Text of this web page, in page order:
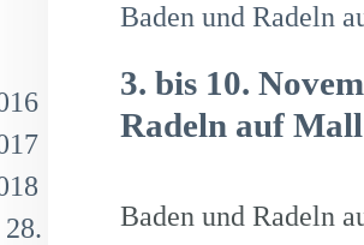
Baden und Radeln
3. bis 10.
Radeln auf
Baden und